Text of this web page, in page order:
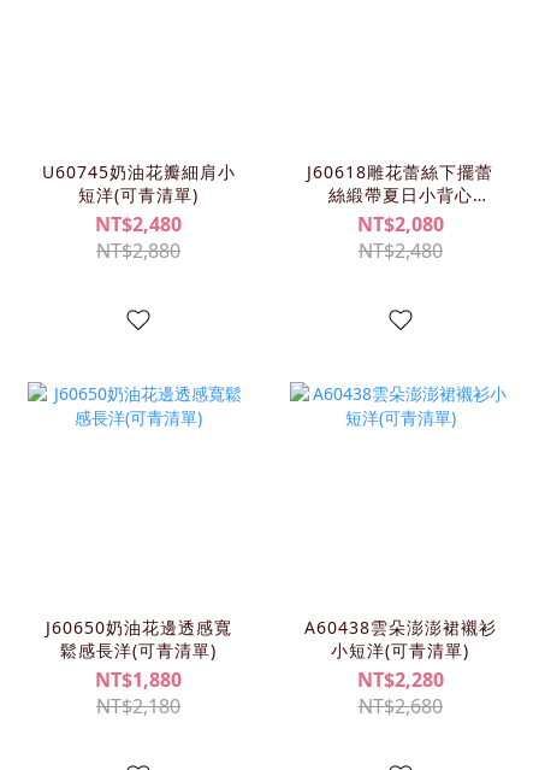
U60745奶油花瓣細肩小
短洋(可青清單)
NT$2,480
NT$2,880
J60618雕花蕾絲下擺蕾
絲緞帶夏日小背心
(KIMY/可青清單))
NT$2,080
NT$2,480
J60650奶油花邊透感寬
鬆感長洋(可青清單)
NT$1,880
NT$2,180
A60438雲朵澎澎裙襯衫
小短洋(可青清單)
NT$2,280
NT$2,680